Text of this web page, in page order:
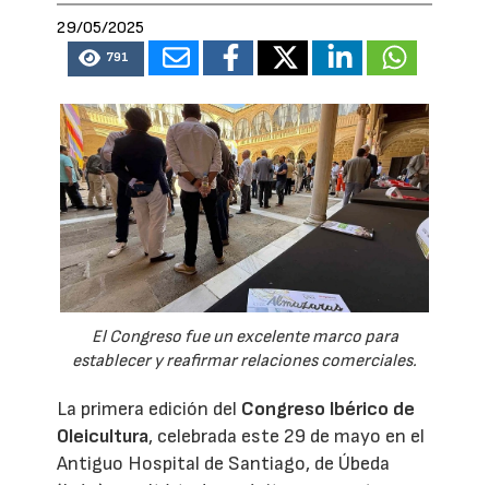
29/05/2025
791
El Congreso fue un excelente marco para
establecer y reafirmar relaciones comerciales.
La primera edición del Congreso Ibérico de
Oleicultura, celebrada este 29 de mayo en el
Antiguo Hospital de Santiago, de Úbeda